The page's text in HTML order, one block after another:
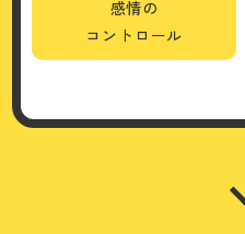
感情の
コントロール